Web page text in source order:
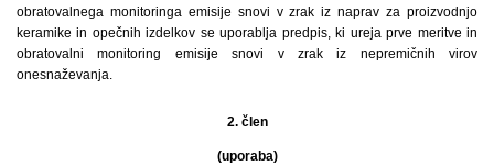
obratovalnega monitoringa emisije snovi v zrak iz naprav za proizvodnjo
keramike in opečnih izdelkov se uporablja predpis, ki ureja prve meritve in
obratovalni monitoring emisije snovi v zrak iz nepremičnih virov
onesnaževanja.
2. člen
(uporaba)